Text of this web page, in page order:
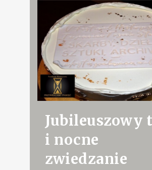
Jubileuszowy
i nocne
zwiedzanie